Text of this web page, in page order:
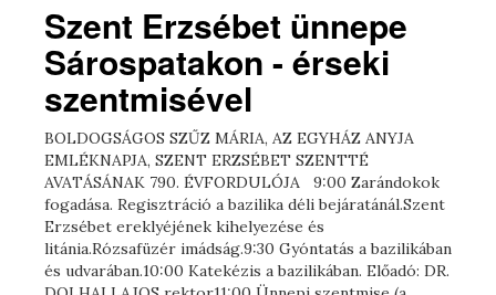
Szent Erzsébet ünnepe
Sárospatakon - érseki
szentmisével
BOLDOGSÁGOS SZŰZ MÁRIA, AZ EGYHÁZ ANYJA
EMLÉKNAPJA, SZENT ERZSÉBET SZENTTÉ
AVATÁSÁNAK 790. ÉVFORDULÓJA 9:00 Zarándokok
fogadása. Regisztráció a bazilika déli bejáratánál.Szent
Erzsébet ereklyéjének kihelyezése és
litánia.Rózsafüzér imádság.9:30 Gyóntatás a bazilikában
és udvarában.10:00 Katekézis a bazilikában. Előadó: DR.